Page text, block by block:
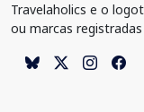
Travelaholics e o
ou marcas